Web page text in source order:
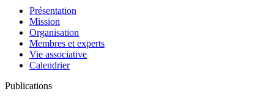
Présentation
Mission
Organisation
Membres et experts
Vie associative
Calendrier
Publications